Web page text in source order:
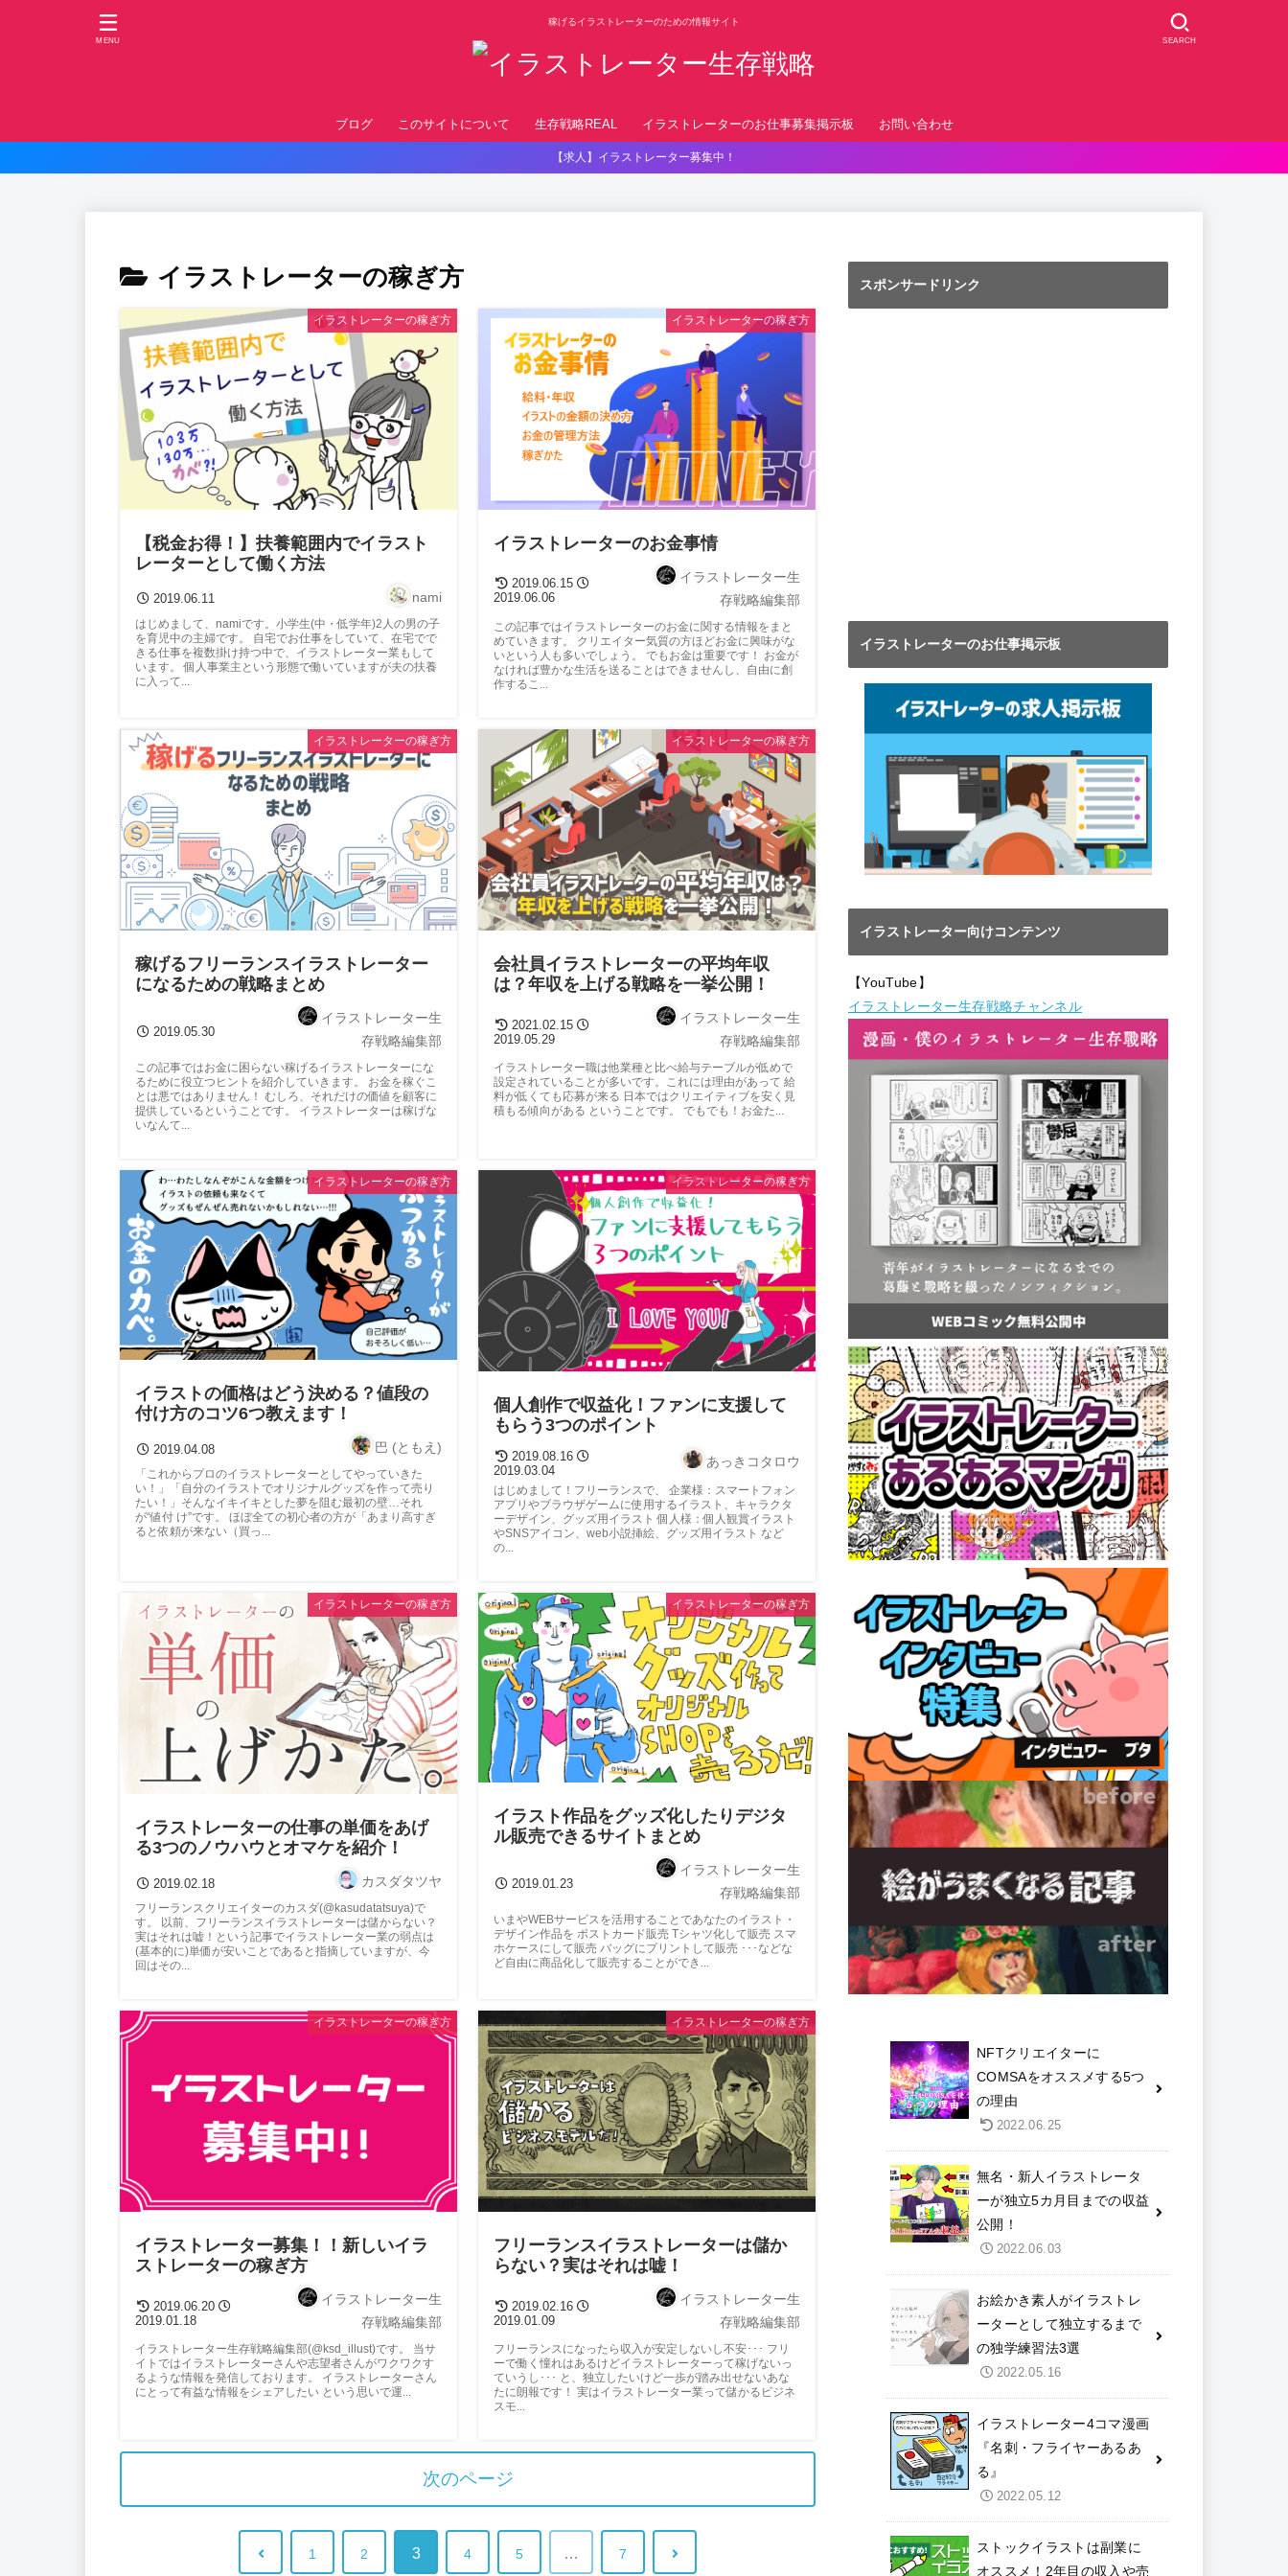
稼げるイラストレーターのための情報サイト
SEARCH
MENU
ブログ このサイトについて 生存戦略REAL イラストレーターのお仕事募集掲示板 お問い合わせ
【求人】イラストレーター募集中！
イラストレーターの稼ぎ方
イラストレーターの稼ぎ方
【税金お得！】扶養範囲内でイラスト
レーターとして働く方法
2019.06.11 nami
はじめまして、namiです。小学生(中・低学年)2人の男の子
を育児中の主婦です。 自宅でお仕事をしていて、在宅でで
きる仕事を複数掛け持つ中で、イラストレーター業もして
います。 個人事業主という形態で働いていますが夫の扶養
に入って...
イラストレーターの稼ぎ方
イラストレーターのお金事情
2019.06.15
2019.06.06
イラストレーター生
存戦略編集部
この記事ではイラストレーターのお金に関する情報をまと
めていきます。 クリエイター気質の方ほどお金に興味がな
いという人も多いでしょう。 でもお金は重要です！ お金が
なければ豊かな生活を送ることはできませんし、自由に創
作するこ...
イラストレーターの稼ぎ方
稼げるフリーランスイラストレーター
になるための戦略まとめ
2019.05.30
イラストレーター生
存戦略編集部
この記事ではお金に困らない稼げるイラストレーターにな
るために役立つヒントを紹介していきます。 お金を稼ぐこ
とは悪ではありません！ むしろ、それだけの価値を顧客に
提供しているということです。 イラストレーターは稼げな
いなんて...
イラストレーターの稼ぎ方
会社員イラストレーターの平均年収
は？年収を上げる戦略を一挙公開！
2021.02.15
2019.05.29
イラストレーター生
存戦略編集部
イラストレーター職は他業種と比べ給与テーブルが低めで
設定されていることが多いです。これには理由があって 給
料が低くても応募が来る 日本ではクリエイティブを安く見
積もる傾向がある ということです。 でもでも！お金た...
イラストレーターの稼ぎ方
イラストの価格はどう決める？値段の
付け方のコツ6つ教えます！
2019.04.08 巴 (ともえ)
「これからプロのイラストレーターとしてやっていきた
い！」「自分のイラストでオリジナルグッズを作って売り
たい！」そんなイキイキとした夢を阻む最初の壁…それ
が“値付 け”です。 ほぼ全ての初心者の方が「あまり高すぎ
ると依頼が来ない（買っ...
イラストレーターの稼ぎ方
個人創作で収益化！ファンに支援して
もらう3つのポイント
2019.08.16
2019.03.04
あっきコタロウ
はじめまして！フリーランスで、 企業様：スマートフォン
アプリやブラウザゲームに使用するイラスト、キャラクタ
ーデザイン、グッズ用イラスト 個人様：個人観賞イラスト
やSNSアイコン、web小説挿絵、グッズ用イラスト など
の...
イラストレーターの稼ぎ方
イラストレーターの仕事の単価をあげ
る3つのノウハウとオマケを紹介！
2019.02.18 カスダタツヤ
フリーランスクリエイターのカスダ(@kasudatatsuya)で
す。 以前、フリーランスイラストレーターは儲からない？
実はそれは嘘！という記事でイラストレーター業の弱点は
(基本的に)単価が安いことであると指摘していますが、今
回はその...
イラストレーターの稼ぎ方
イラスト作品をグッズ化したりデジタ
ル販売できるサイトまとめ
2019.01.23
イラストレーター生
存戦略編集部
いまやWEBサービスを活用することであなたのイラスト・
デザイン作品を ポストカード販売 Tシャツ化して販売 スマ
ホケースにして販売 バッグにプリントして販売 ･･･などな
ど自由に商品化して販売することができ...
イラストレーターの稼ぎ方
イラストレーター募集！！新しいイラ
ストレーターの稼ぎ方
2019.06.20
2019.01.18
イラストレーター生
存戦略編集部
イラストレーター生存戦略編集部(@ksd_illust)です。 当サ
イトではイラストレーターさんや志望者さんがワクワクす
るような情報を発信しております。 イラストレーターさん
にとって有益な情報をシェアしたい という思いで運...
イラストレーターの稼ぎ方
フリーランスイラストレーターは儲か
らない？実はそれは嘘！
2019.02.16
2019.01.09
イラストレーター生
存戦略編集部
フリーランスになったら収入が安定しないし不安･･･ フリ
ーで働く憧れはあるけどイラストレーターって稼げないっ
ていうし･･･ と、独立したいけど一歩が踏み出せないあな
たに朗報です！ 実はイラストレーター業って儲かるビジネ
スモ...
次のページ
1 2 3 4 5 … 7
スポンサードリンク
イラストレーターのお仕事掲示板
イラストレーター向けコンテンツ
【YouTube】
イラストレーター生存戦略チャンネル
NFTクリエイターに
COMSAをオススメする5つ
の理由
2022.06.25
無名・新人イラストレータ
ーが独立5カ月目までの収益
公開！
2022.06.03
お絵かき素人がイラストレ
ーターとして独立するまで
の独学練習法3選
2022.05.16
イラストレーター4コマ漫画
『名刺・フライヤーあるあ
る』
2022.05.12
ストックイラストは副業に
オススメ！2年目の収入や売